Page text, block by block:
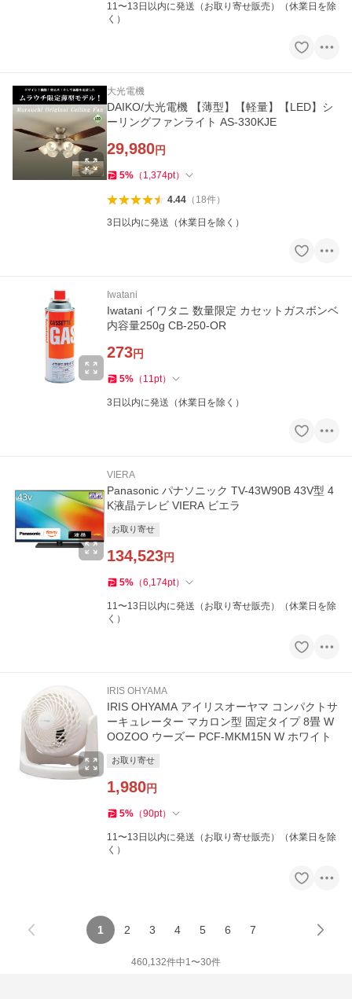
11〜13日以内に発送（お取り寄せ販売）（休業日を除
く）
大光電機
DAIKO/大光電機 【薄型】【軽量】【LED】シ
ーリングファンライト AS-330KJE
29,980円
5% （ 1,374pt）
4.44（ 18件）
3日以内に発送（休業日を除く）
Iwatani
Iwatani イワタニ 数量限定 カセットガスボンベ
内容量250g CB-250-OR
273円
5% （ 11pt）
3日以内に発送（休業日を除く）
VIERA
Panasonic パナソニック TV-43W90B 43V型 4
K液晶テレビ VIERA ビエラ
お取り寄せ
134,523円
5% （6,174pt）
11〜13日以内に発送（お取り寄せ販売）（休業日を除
く）
IRIS OHYAMA
IRIS OHYAMA アイリスオーヤマ コンパクトサ
ーキュレーター マカロン型 固定タイプ 8畳 W
OOZOO ウーズー PCF-MKM15N W ホワイト
お取り寄せ
1,980円
5% （90pt）
11〜13日以内に発送（お取り寄せ販売）（休業日を除
く）
1 2 3 4 5 6 7
460,132件中1〜30件